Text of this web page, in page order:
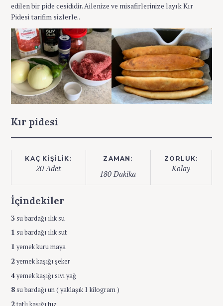
edilen bir pide cesididir. Ailenize ve misafirlerinize layık Kır
Pidesi tarifim sizlerle..
Kır pidesi
KAÇ KIŞILIK:
20 Adet
ZAMAN:
180 Dakika
ZORLUK:
Kolay
İçindekiler
3su bardağı ılık su
1 su bardağı ılık sut
1 yemek kuru maya
2yemek kaşığı şeker
4yemek kaşığı sıvı yağ
8su bardağı un ( yaklaşık 1 kilogram )
2